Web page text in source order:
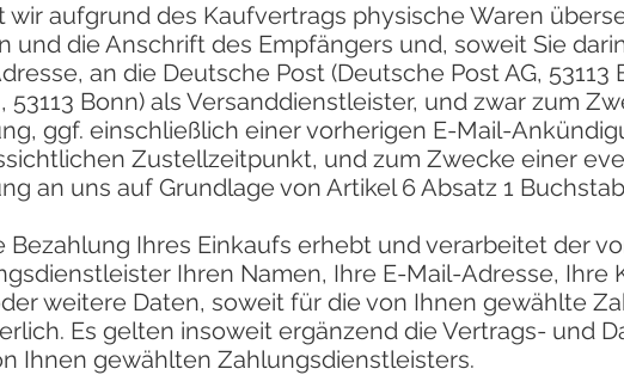
wir aufgrund des Kaufvertrags physische Waren
und die Anschrift des Empfängers und, soweit Sie
an die Deutsche Post (Deutsche Post AG, 53113
53113 Bonn) als Versanddienstleister, und zwar zum
ggf. einschließlich einer vorherigen E-Mail-
Zustellzeitpunkt, und zum Zwecke einer
an uns auf Grundlage von Artikel 6 Absatz 1
Bezahlung Ihres Einkaufs erhebt und verarbeitet der
Ihren Namen, Ihre E-Mail-Adresse, Ihre
weitere Daten, soweit für die von Ihnen gewählte
Es gelten insoweit ergänzend die Vertrags- und
Ihnen gewählten Zahlungsdienstleisters.